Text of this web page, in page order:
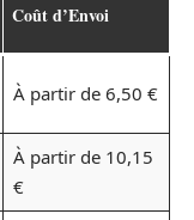
Coût d’Envoi
À partir de 6,50 €
À partir de 10,15
€